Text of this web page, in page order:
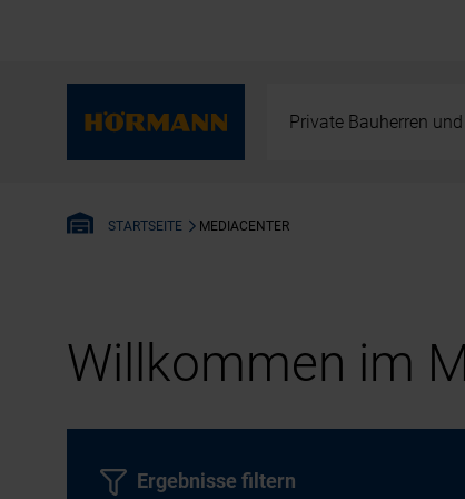
Private Bauherren
STARTSEITE MEDIACENTER
Willkommen im
Ergebnisse filtern